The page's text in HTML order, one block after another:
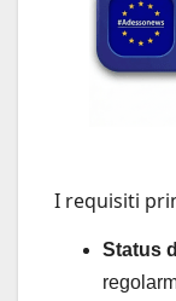
I requisiti
Status